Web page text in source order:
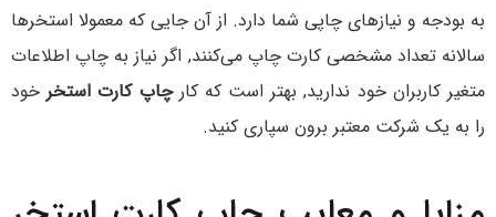
به بودجه و نیازهای چاپی شما دارد. از آن جایی که معمولا استخرها
سالانه تعداد مشخصی کارت چاپ می‌کنند, اگر نیاز به چاپ اطلاعات
متغیر کاربران خود ندارید, بهتر است که کارچاپ کارت استخر خود
را به یک شرکت معتبر برون سپاری کنید.